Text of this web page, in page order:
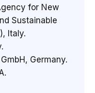
for New
Sustainable
Italy.
Germany.